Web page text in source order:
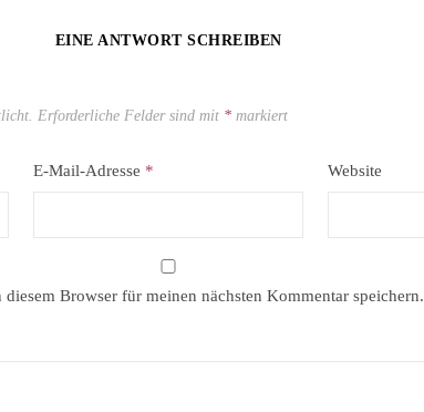
EINE ANTWORT SCHREIBEN
Erforderliche Felder sind mit * markiert
E-Mail-Adresse * Website
Browser für meinen nächsten Kommentar speichern.